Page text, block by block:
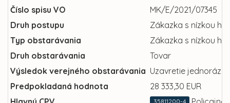
Číslo spisu VO
MK/E/2021/07345
Druh postupu
Zákazka s nízkou
Typ obstarávania
Zákazka s nízkou
Druh obstarávania
Tovar
Výsledok verejného obstarávania Uzavretie
Predpokladaná hodnota
28 333,30 EUR
35811200-4